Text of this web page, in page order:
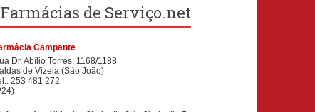
Farmácias de Serviço.net